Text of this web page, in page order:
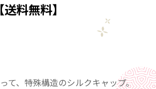
料無料】
て、特殊構造のシルクキャップ。